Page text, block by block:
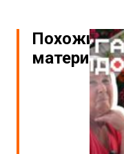
Похожие
материалы